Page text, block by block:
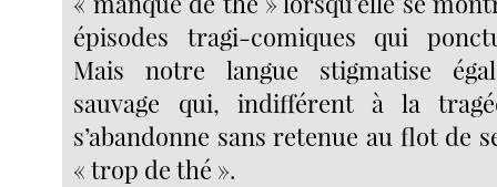
épisodes tragi-comiques qui
Mais notre langue stigmatise
sauvage qui, indifférent à la
s’abandonne sans retenue au flot de
« trop de thé ».